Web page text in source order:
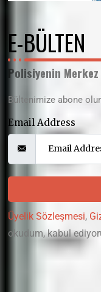
E-BÜLTEN
Polisiyenin Merkez
Bültenimize abone
Email Address
Üyelik Sözleşmesi,
okudum, kabul